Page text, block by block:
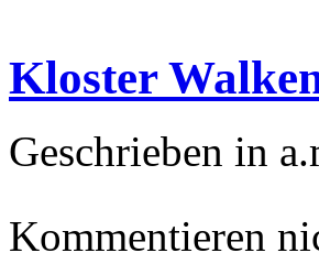
Kloster
Geschrieben in
Kommentieren